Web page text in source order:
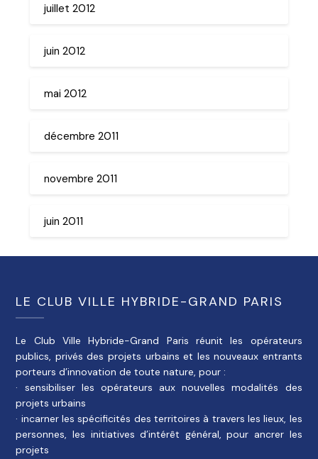
juillet 2012
juin 2012
mai 2012
décembre 2011
novembre 2011
juin 2011
LE CLUB VILLE HYBRIDE-GRAND PARIS
Le Club Ville Hybride-Grand Paris réunit les opérateurs
publics, privés des projets urbains et les nouveaux entrants
porteurs d’innovation de toute nature, pour :
· sensibiliser les opérateurs aux nouvelles modalités des
projets urbains
· incarner les spécificités des territoires à travers les lieux, les
personnes, les initiatives d’intérêt général, pour ancrer les
projets